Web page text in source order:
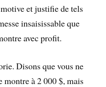
et justifie de tels
insaisissable que
avec profit.
Disons que vous ne
montre à 2 000 $, mais